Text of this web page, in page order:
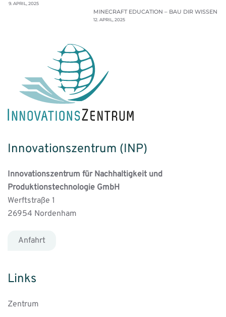
9. APRIL, 2025
MINECRAFT EDUCATION – BAU DIR WISSEN
12. APRIL, 2025
Innovationszentrum (INP)
Innovationszentrum für Nachhaltigkeit und
Produktionstechnologie GmbH
Werftstraße 1
26954 Nordenham
Anfahrt
Links
Zentrum